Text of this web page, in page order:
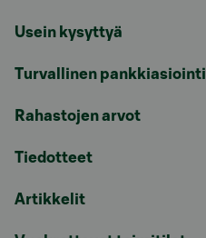
Usein kysyttyä
Turvallinen pankkiasiointi
Rahastojen arvot
Tiedotteet
Artikkelit